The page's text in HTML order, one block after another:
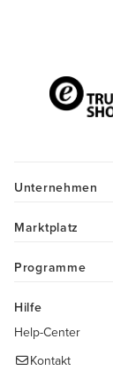
Unternehmen
Marktplatz
Programme
Hilfe
Help-Center
Kontakt